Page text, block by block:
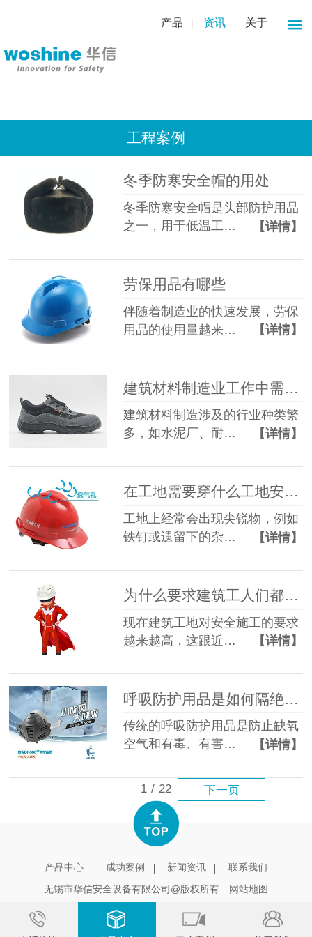
产品 资讯 关于
工程案例
冬季防寒安全帽的用处
冬季防寒安全帽是头部防护用品
之一，用于低温工…
【详情】
劳保用品有哪些
伴随着制造业的快速发展，劳保
用品的使用量越来…
【详情】
建筑材料制造业工作中需要穿什么安全鞋？
建筑材料制造涉及的行业种类繁
多，如水泥厂、耐…
【详情】
在工地需要穿什么工地安全鞋？
工地上经常会出现尖锐物，例如
铁钉或遗留下的杂…
【详情】
为什么要求建筑工人们都佩戴工地安全帽
现在建筑工地对安全施工的要求
越来越高，这跟近…
【详情】
呼吸防护用品是如何隔绝有害有毒物质的
传统的呼吸防护用品是防止缺氧
空气和有毒、有害…
【详情】
1 / 22 下一页
产品中心 成功案例 新闻资讯
联系我们
无锡市华信安全设备有限公司@版权所有
网站地图